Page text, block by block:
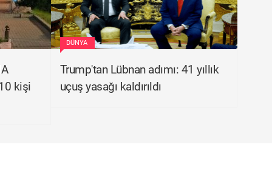
kişi
DÜNYA
Trump'tan Lübnan adımı: 41 yıllık
uçuş yasağı kaldırıldı